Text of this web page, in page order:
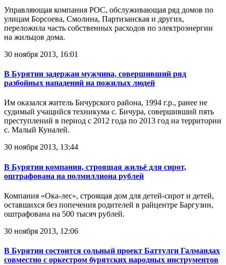
Управляющая компания РОС, обслуживающая ряд домов по
улицам Борсоева, Смолина, Партизанская и других,
переложила часть собственных расходов по электроэнергии
на жильцов дома.
30 ноября 2013, 16:01
В Бурятии задержан мужчина, совершивший ряд
разбойных нападений на пожилых людей
Им оказался житель Бичурского района, 1994 г.р., ранее не
судимый учащийся техникума с. Бичура, совершивший пять
преступлений в период с 2012 года по 2013 год на территории
с. Малый Куналей.
30 ноября 2013, 13:44
В Бурятии компания, строящая жильё для сирот,
оштрафована на полмиллиона рублей
Компания «Ока-лес», строящая дом для детей-сирот и детей,
оставшихся без попечения родителей в райцентре Баргузин,
оштрафована на 500 тысяч рублей.
30 ноября 2013, 12:06
В Бурятии состоится сольный проект Баттулги Галмандах
совместно с оркестром бурятских народных инструментов